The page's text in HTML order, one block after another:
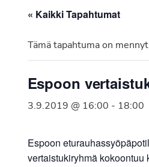
Ry
vuonna
Suomen
« Kaikki Tapahtumat
Tämä tapahtuma on
Espoon
3.9.2019 @ 16:00 - 18:00
Espoon
vertaistukiryhmä kokoontuu